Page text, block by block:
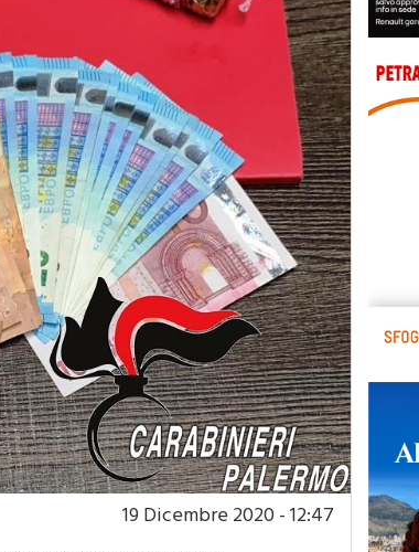
19 Dicembre 2020 - 12:47